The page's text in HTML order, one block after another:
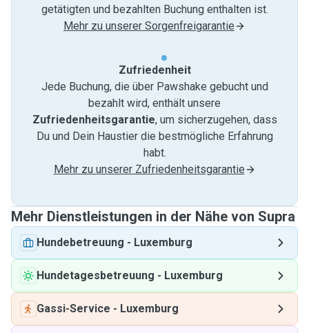
getätigten und bezahlten Buchung enthalten ist.
Mehr zu unserer Sorgenfreigarantie
Zufriedenheit
Jede Buchung, die über Pawshake gebucht und
bezahlt wird, enthält unsere
Zufriedenheitsgarantie, um sicherzugehen, dass
Du und Dein Haustier die bestmögliche Erfahrung
habt.
Mehr zu unserer Zufriedenheitsgarantie
Mehr Dienstleistungen in der Nähe von Supra
Hundebetreuung - Luxemburg
Hundetagesbetreuung - Luxemburg
Gassi-Service - Luxemburg